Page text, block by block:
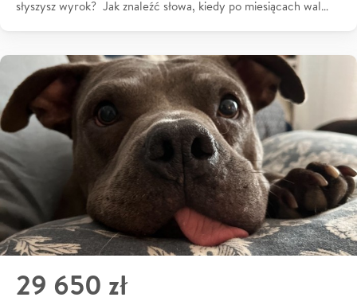
słyszysz wyrok? Jak znaleźć słowa, kiedy po miesiącach wal…
29 650 zł